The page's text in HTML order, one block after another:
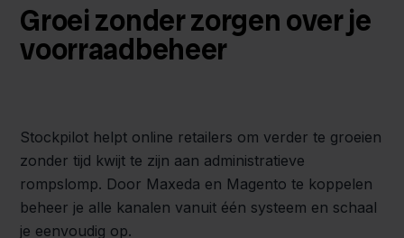
Groei zonder zorgen over je
voorraadbeheer
Stockpilot helpt online retailers om verder te groeien
zonder tijd kwijt te zijn aan administratieve
rompslomp. Door Maxeda en Magento te koppelen
beheer je alle kanalen vanuit één systeem en schaal
je eenvoudig op.